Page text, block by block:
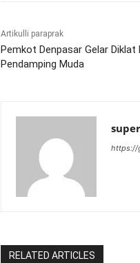
Artikulli paraprak
Pemkot Denpasar Gelar Diklat
Pendamping Muda
https://
RELATED ARTICLES